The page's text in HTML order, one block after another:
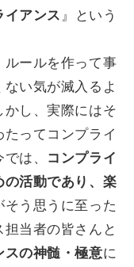
イアンス 』という
ルールを作って事
い気が滅入るよ
かし、実際にはそ
ってコンプライ
は、 コンプライ
の活動であり、楽
そう思うに至った
当者の皆さんと
スの神髄・極意に